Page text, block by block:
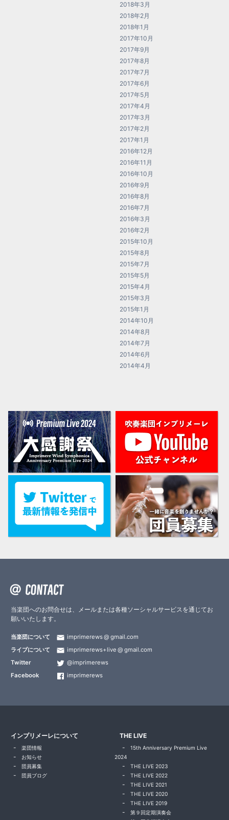
2018年3月
2018年2月
2018年1月
2017年10月
2017年9月
2017年8月
2017年7月
2017年6月
2017年5月
2017年4月
2017年3月
2017年2月
2017年1月
2016年12月
2016年11月
2016年10月
2016年9月
2016年8月
2016年7月
2016年3月
2016年2月
2015年10月
2015年8月
2015年7月
2015年5月
2015年4月
2015年3月
2015年1月
2014年10月
2014年8月
2014年7月
2014年6月
2014年4月
当楽団へのお問合せは、メールまたは各種ソーシャルサービスを通じてお
願いいたします。
当楽団について imprimerews
gmail.com
ライブについて
imprimerews+live
gmail.com
Twitter
@imprimerews
Facebook
imprimerews
インプリメーレについて
楽団情報
お知らせ
団員募集
団員ブログ
THE LIVE
15th Anniversary Premium Live
2024
THE LIVE 2023
THE LIVE 2022
THE LIVE 2021
THE LIVE 2020
THE LIVE 2019
第９回定期演奏会